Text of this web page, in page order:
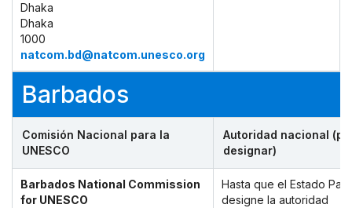
Dhaka
Dhaka
1000
natcom.bd@natcom.unesco.org
Barbados
Comisión Nacional para la
UNESCO
Autoridad nacional
designar)
Barbados National Commission
for UNESCO
Hasta que el Estado
designe la autoridad